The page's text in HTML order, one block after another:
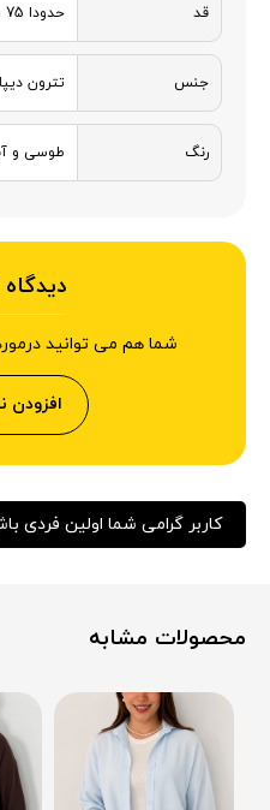
قد حدودا 75 سانت
جنس تترون
رنگ طوسی و
دیدگاه
شما هم می توانید
افزودن
کاربر گرامی شما اولین فردی
محصولات مشابه